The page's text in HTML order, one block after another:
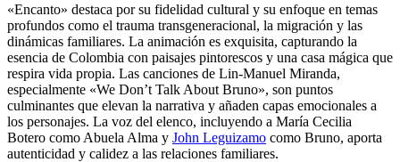
«Encanto» destaca por su fidelidad cultural y su enfoque en temas
profundos como el trauma transgeneracional, la migración y las
dinámicas familiares. La animación es exquisita, capturando la
esencia de Colombia con paisajes pintorescos y una casa mágica que
respira vida propia. Las canciones de Lin-Manuel Miranda,
especialmente «We Don’t Talk About Bruno», son puntos
culminantes que elevan la narrativa y añaden capas emocionales a
los personajes. La voz del elenco, incluyendo a María Cecilia
Botero como Abuela Alma y John Leguizamo como Bruno, aporta
autenticidad y calidez a las relaciones familiares.